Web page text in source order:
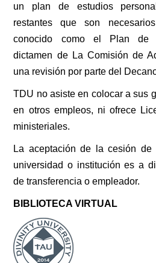
un plan de estudios
restantes que son
conocido como el Plan de
dictamen de La Comisión de
una revisión por parte del
TDU no asiste en colocar a sus
en otros empleos, ni ofrece
ministeriales.
La aceptación de la cesión
universidad o institución es a
de transferencia o empleador.
BIBLIOTECA VIRTUAL